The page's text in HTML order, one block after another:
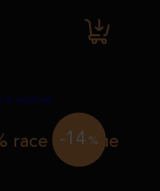
race ibérique
-14 %